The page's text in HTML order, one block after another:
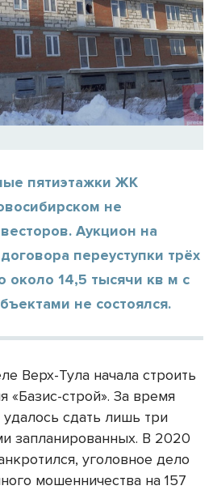
пятиэтажки ЖК
не
Аукцион на
переуступки трёх
около 14,5 тысячи кв м с
не состоялся.
Верх-Тула начала строить
«Базис-строй». За время
сдать лишь три
запланированных. В 2020
уголовное дело
мошенничества на 157